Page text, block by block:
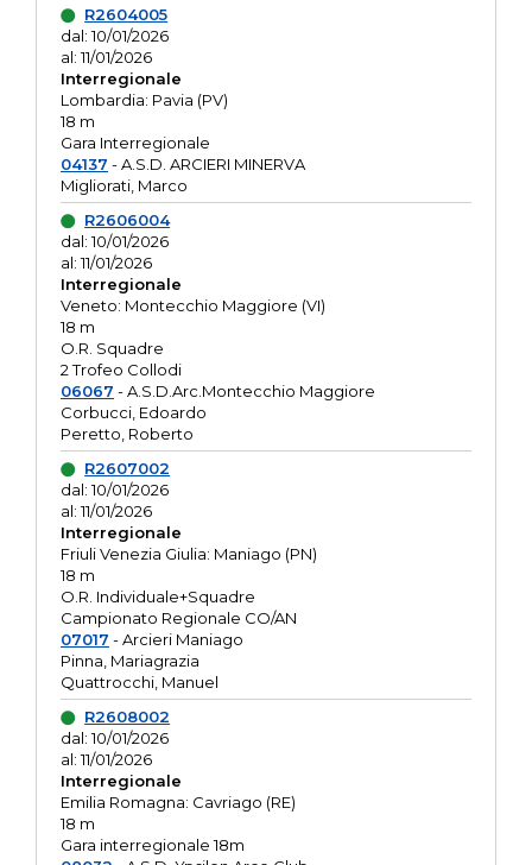
R2604005
dal: 10/01/2026
al: 11/01/2026
Interregionale
Lombardia: Pavia (PV)
18 m
Gara Interregionale
04137 - A.S.D. ARCIERI MINERVA
Migliorati, Marco
R2606004
dal: 10/01/2026
al: 11/01/2026
Interregionale
Veneto: Montecchio Maggiore (VI)
18 m
O.R. Squadre
2 Trofeo Collodi
06067 - A.S.D.Arc.Montecchio Maggiore
Corbucci, Edoardo
Peretto, Roberto
R2607002
dal: 10/01/2026
al: 11/01/2026
Interregionale
Friuli Venezia Giulia: Maniago (PN)
18 m
O.R. Individuale+Squadre
Campionato Regionale CO/AN
07017 - Arcieri Maniago
Pinna, Mariagrazia
Quattrocchi, Manuel
R2608002
dal: 10/01/2026
al: 11/01/2026
Interregionale
Emilia Romagna: Cavriago (RE)
18 m
Gara interregionale 18m